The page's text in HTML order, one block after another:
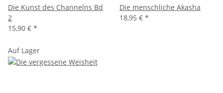
Die Kunst des Channelns Bd
2
15,90 € *
Die menschliche Akasha
18,95 € *
Auf Lager